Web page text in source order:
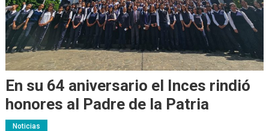
En su 64 aniversario el Inces rindió
honores al Padre de la Patria
Noticias